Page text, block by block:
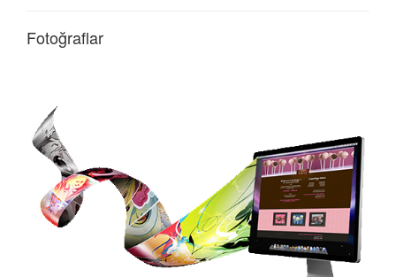
Fotoğraflar